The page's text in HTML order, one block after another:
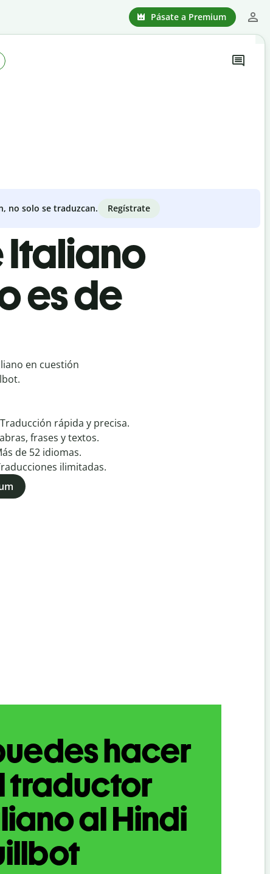
Pásate a Premium
no solo se traduzcan. Regístrate
Italiano
es de
en cuestión
Traducción rápida y precisa.
frases y textos.
de 52 idiomas.
ilimitadas.
hacer
traductor
al Hindi